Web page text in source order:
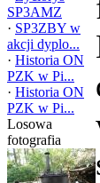
SP3AMZ
· SP3ZBY w
akcji dyplo...
· Historia ON
PZK w Pi...
· Historia ON
PZK w Pi...
Losowa
fotografia